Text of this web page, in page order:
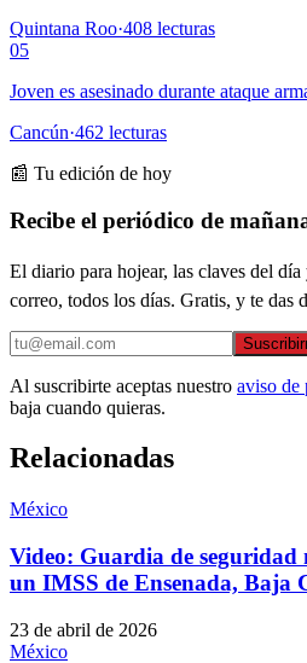
Quintana Roo·408 lecturas
05
Joven es asesinado durante ataque
Cancún·462 lecturas
📰 Tu edición de hoy
Recibe el periódico de
El diario para hojear, las claves del
correo, todos los días. Gratis, y te das
Al suscribirte aceptas nuestro aviso de
baja cuando quieras.
Relacionadas
México
Video: Guardia de seguridad
un IMSS de Ensenada, Baja
23 de abril de 2026
México